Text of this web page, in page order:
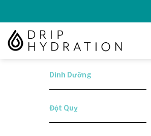
content
Dinh Dưỡng
Đột Quỵ